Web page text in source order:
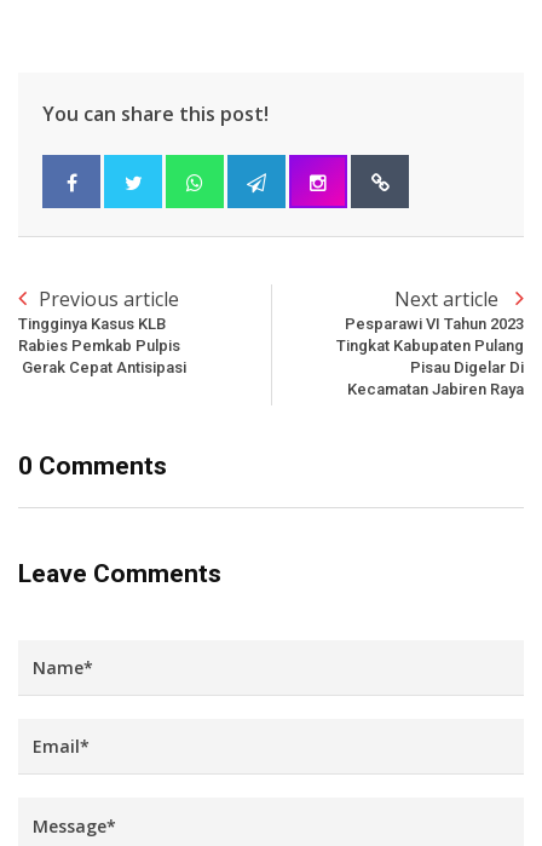
You can share this post!
Previous article
Tingginya Kasus KLB
Rabies Pemkab Pulpis
Gerak Cepat Antisipasi
Next article
Pesparawi VI Tahun 2023
Tingkat Kabupaten Pulang
Pisau Digelar Di
Kecamatan Jabiren Raya
0 Comments
Leave Comments